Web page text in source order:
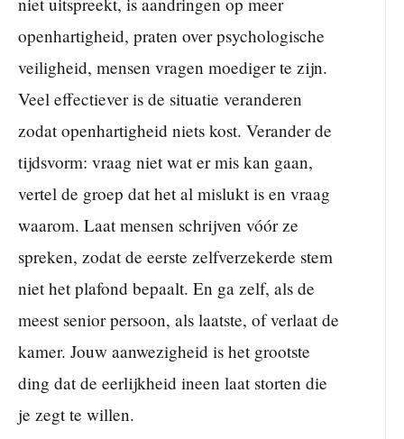
openhartigheid, praten over psychologische
veiligheid, mensen vragen moediger te zijn.
Veel effectiever is de situatie veranderen
zodat openhartigheid niets kost. Verander de
tijdsvorm: vraag niet wat er mis kan gaan,
vertel de groep dat het al mislukt is en vraag
waarom. Laat mensen schrijven vóór ze
spreken, zodat de eerste zelfverzekerde stem
niet het plafond bepaalt. En ga zelf, als de
meest senior persoon, als laatste, of verlaat de
kamer. Jouw aanwezigheid is het grootste
ding dat de eerlijkheid ineen laat storten die
je zegt te willen.